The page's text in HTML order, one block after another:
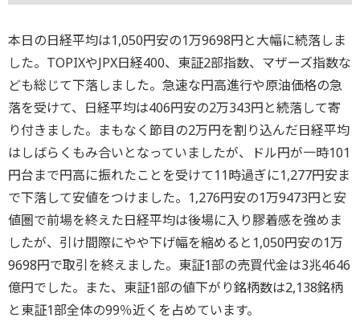
本日の日経平均は1,050円安の1万9698円と大幅に続落しま
した。TOPIXやJPX日経400、東証2部指数、マザーズ指数な
ども総じて下落しました。急速な円高進行や原油価格の急
落を受けて、日経平均は406円安の2万343円と続落して寄
り付きました。まもなく節目の2万円を割り込んだ日経平均
はしばらくもみ合いとなっていましたが、ドル円が一時101
円台まで円高に振れたことを受けて11時過ぎに1,277円安ま
で下落して安値をつけました。1,276円安の1万9473円と安
値圏で前場を終えた日経平均は後場に入り膠着感を強めま
したが、引け間際にやや下げ幅を縮めると1,050円安の1万
9698円で取引を終えました。東証1部の売買代金は3兆4646
億円でした。また、東証1部の値下がり銘柄数は2,138銘柄
と東証1部全体の99％近くを占めています。